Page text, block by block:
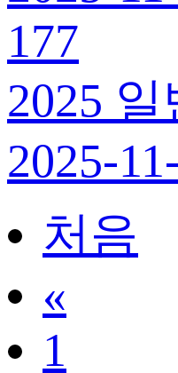
177
2025
2025-
처음
«
1